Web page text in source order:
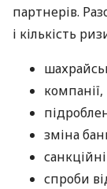
партнерів.
і кількість
зміна
спроби